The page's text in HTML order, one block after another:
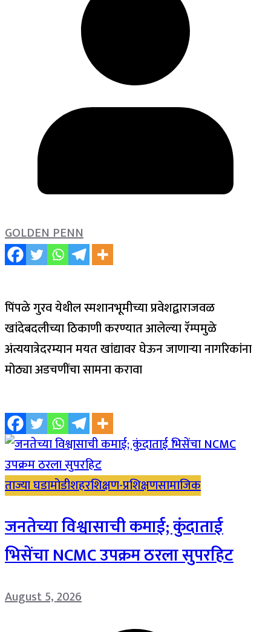
GOLDEN PENN
पिंपळे गुरव येथील स्मशानभूमीच्या प्रवेशद्वाराजवळ
खांदेबदलीच्या ठिकाणी करण्यात आलेल्या रॅम्पमुळे
अंत्ययात्रेदरम्यान मयत खांद्यावर घेऊन जाणाऱ्या नागरिकांना
मोठ्या अडचणींचा सामना करावा
ताज्या घडामोडीशहरशिक्षण-प्रशिक्षणसामाजिक
जनतेच्या विश्वासाची कमाई; कुंदाताई
भिसेंचा NCMC उपक्रम ठरला सुपरहिट
August 5, 2026